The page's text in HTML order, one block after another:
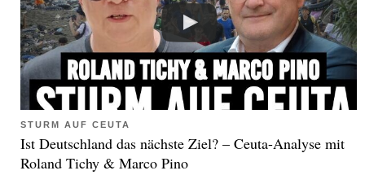
STURM AUF CEUTA
Ist Deutschland das nächste Ziel? – Ceuta-Analyse mit
Roland Tichy & Marco Pino